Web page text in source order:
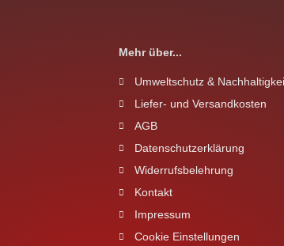
Mehr über...
Umweltschutz &
Liefer- und Versandkosten
AGB
Datenschutzerklärung
Widerrufsbelehrung
Kontakt
Impressum
Cookie Einstellungen